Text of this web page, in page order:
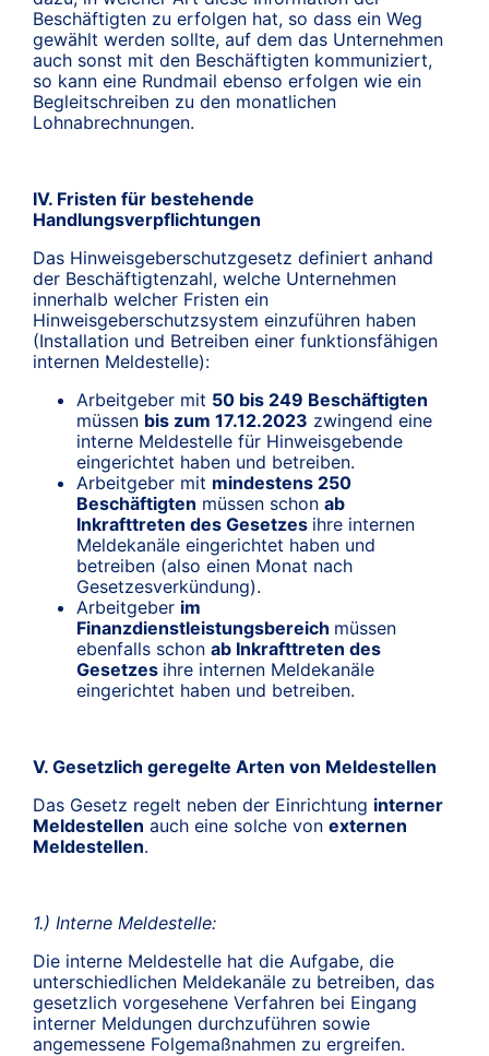
Beschäftigten zu erfolgen hat, so dass ein Weg
gewählt werden sollte, auf dem das Unternehmen
auch sonst mit den Beschäftigten kommuniziert,
so kann eine Rundmail ebenso erfolgen wie ein
Begleitschreiben zu den monatlichen
Lohnabrechnungen.
IV. Fristen für bestehende
Handlungsverpflichtungen
Das Hinweisgeberschutzgesetz definiert anhand
der Beschäftigtenzahl, welche Unternehmen
innerhalb welcher Fristen ein
Hinweisgeberschutzsystem einzuführen haben
(Installation und Betreiben einer funktionsfähigen
internen Meldestelle):
Arbeitgeber mit 50 bis 249 Beschäftigten
müssen bis zum 17.12.2023 zwingend eine
interne Meldestelle für Hinweisgebende
eingerichtet haben und betreiben.
Arbeitgeber mit mindestens 250
Beschäftigten müssen schon ab
Inkrafttreten des Gesetzes ihre internen
Meldekanäle eingerichtet haben und
betreiben (also einen Monat nach
Gesetzesverkündung).
Arbeitgeber im
Finanzdienstleistungsbereich müssen
ebenfalls schon ab Inkrafttreten des
Gesetzes ihre internen Meldekanäle
eingerichtet haben und betreiben.
V. Gesetzlich geregelte Arten von Meldestellen
Das Gesetz regelt neben der Einrichtung interner
Meldestellen auch eine solche von externen
Meldestellen.
1.) Interne Meldestelle:
Die interne Meldestelle hat die Aufgabe, die
unterschiedlichen Meldekanäle zu betreiben, das
gesetzlich vorgesehene Verfahren bei Eingang
interner Meldungen durchzuführen sowie
angemessene Folgemaßnahmen zu ergreifen.